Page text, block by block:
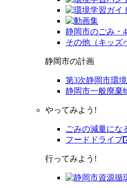
静岡市のごみ・
その他（キッズ
静岡市の計画
第3次静岡市環
静岡市一般廃棄
やってみよう!
ごみの減量にな
フードドライブ
行ってみよう!